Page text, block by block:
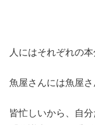
人にはそれぞれの本
魚屋さんには魚屋さ
皆忙しいから、自分